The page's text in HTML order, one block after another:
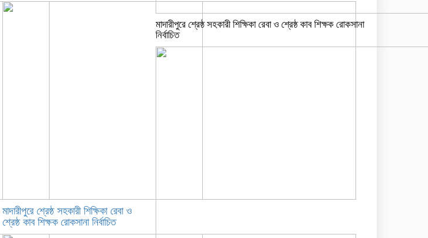
মাদারীপুরে শ্রেষ্ঠ সহকারী শিক্ষিকা রেবা ও
শ্রেষ্ঠ কাব শিক্ষক রোকসানা নির্বাচিত
মাদারীপুরে শ্রেষ্ঠ সহকারী শিক্ষিকা রেবা ও শ্রেষ্ঠ কাব শিক্ষক রোকসানা
নির্বাচিত